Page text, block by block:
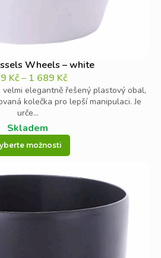
Wheels – white
Kč– 1 689 Kč
elegantně řešený plastový obal,
kolečka pro lepší manipulaci. Je
urče...
Skladem
možnosti